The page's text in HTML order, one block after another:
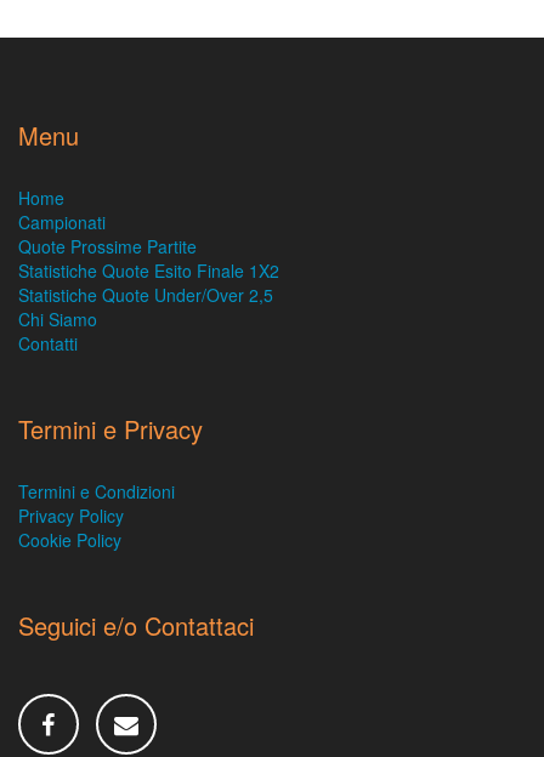
Menu
Home
Campionati
Quote Prossime Partite
Statistiche Quote Esito Finale 1X2
Statistiche Quote Under/Over 2,5
Chi Siamo
Contatti
Termini e Privacy
Termini e Condizioni
Privacy Policy
Cookie Policy
Seguici e/o Contattaci